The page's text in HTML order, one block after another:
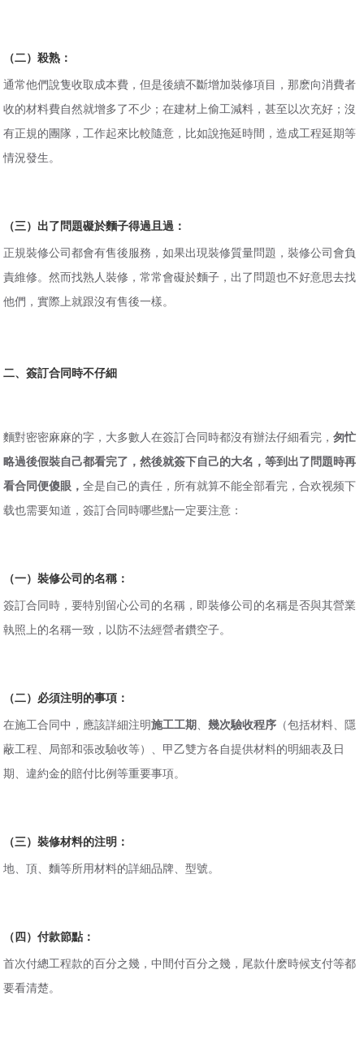
（二）殺熟：
通常他們說隻收取成本費，但是後續不斷增加裝修項目，那麽向消費者
收的材料費自然就增多了不少；在建材上偷工減料，甚至以次充好；沒
有正規的團隊，工作起來比較隨意，比如說拖延時間，造成工程延期等
情況發生。
（三）出了問題礙於麵子得過且過：
正規裝修公司都會有售後服務，如果出現裝修質量問題，裝修公司會負
責維修。然而找熟人裝修，常常會礙於麵子，出了問題也不好意思去找
他們，實際上就跟沒有售後一樣。
二、簽訂合同時不仔細
麵對密密麻麻的字，大多數人在簽訂合同時都沒有辦法仔細看完，匆忙
略過後假裝自己都看完了，然後就簽下自己的大名，等到出了問題時再
看合同便傻眼，全是自己的責任，所有就算不能全部看完，合欢视频下
载也需要知道，簽訂合同時哪些點一定要注意：
（一）裝修公司的名稱：
簽訂合同時，要特別留心公司的名稱，即裝修公司的名稱是否與其營業
執照上的名稱一致，以防不法經營者鑽空子。
（二）必須注明的事項：
在施工合同中，應該詳細注明施工工期、幾次驗收程序 （包括材料、隱
蔽工程、局部和張改驗收等）、甲乙雙方各自提供材料的明細表及日
期、違約金的賠付比例等重要事項。
（三）裝修材料的注明：
地、頂、麵等所用材料的詳細品牌、型號。
（四）付款節點：
首次付總工程款的百分之幾，中間付百分之幾，尾款什麽時候支付等都
要看清楚。